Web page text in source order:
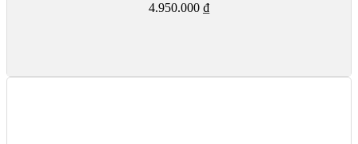
4.950.000 ₫